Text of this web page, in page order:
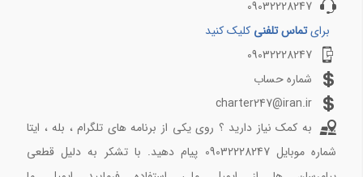
خرید بلیط هواپیما ارزان ساری به مشهد چارتری
بلیط هواپیما ارزان لحظه آخری کیش به رشت
پروازهای دقیقه 90 2
خرید بلیط هواپیما شیراز مشهد چارتری ارزان
خرید بلیط چارتری آفری کیش به اصفهان 22 اذر 97
بلیط لحظه آخری مشهد به ساری 20 اذر 97
بلیط چارتری ارزان کیش به اهواز 20 اذر 97
09032228247
برایتماس تلفنی کلیک کنید
09032228247
شماره حساب
charter247@iran.ir
به کمک نیاز دارید ؟ روی یکی از برنامه های تلگرام ، بله ، ایتا
شماره موبایل 09032228247 پیام دهید. با تشکر به دلیل قطعی